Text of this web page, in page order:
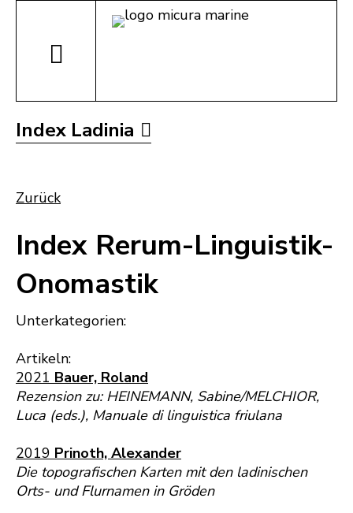
Index Ladinia
Zurück
Index Rerum-Linguistik-
Onomastik
Unterkategorien:
Artikeln:
2021 Bauer, Roland
Rezension zu: HEINEMANN, Sabine/MELCHIOR,
Luca (eds.), Manuale di linguistica friulana
2019 Prinoth, Alexander
Die topografischen Karten mit den ladinischen
Orts- und Flurnamen in Gröden